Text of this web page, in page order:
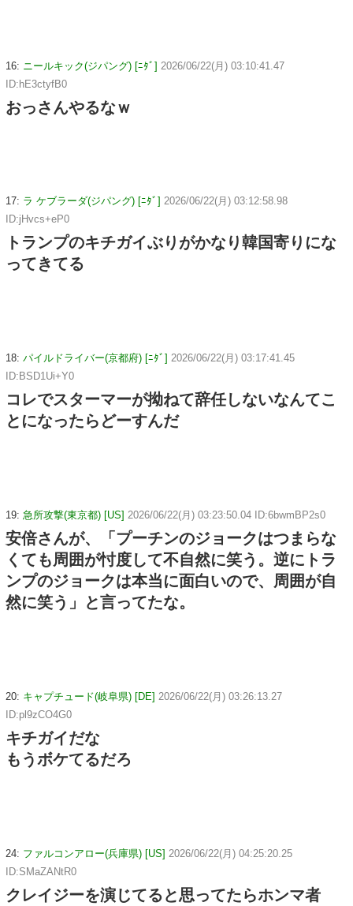
16: ニールキック(ジパング) [ﾆﾀﾞ] 2026/06/22(月) 03:10:41.47
ID:hE3ctyfB0
おっさんやるなｗ
17: ラ ケブラーダ(ジパング) [ﾆﾀﾞ] 2026/06/22(月) 03:12:58.98
ID:jHvcs+eP0
トランプのキチガイぶりがかなり韓国寄りにな
ってきてる
18: パイルドライバー(京都府) [ﾆﾀﾞ] 2026/06/22(月) 03:17:41.45
ID:BSD1Ui+Y0
コレでスターマーが拗ねて辞任しないなんてこ
とになったらどーすんだ
19: 急所攻撃(東京都) [US] 2026/06/22(月) 03:23:50.04 ID:6bwmBP2s0
安倍さんが、「プーチンのジョークはつまらな
くても周囲が忖度して不自然に笑う。逆にトラ
ンプのジョークは本当に面白いので、周囲が自
然に笑う」と言ってたな。
20: キャプチュード(岐阜県) [DE] 2026/06/22(月) 03:26:13.27
ID:pl9zCO4G0
キチガイだな
もうボケてるだろ
24: ファルコンアロー(兵庫県) [US] 2026/06/22(月) 04:25:20.25
ID:SMaZANtR0
クレイジーを演じてると思ってたらホンマ者